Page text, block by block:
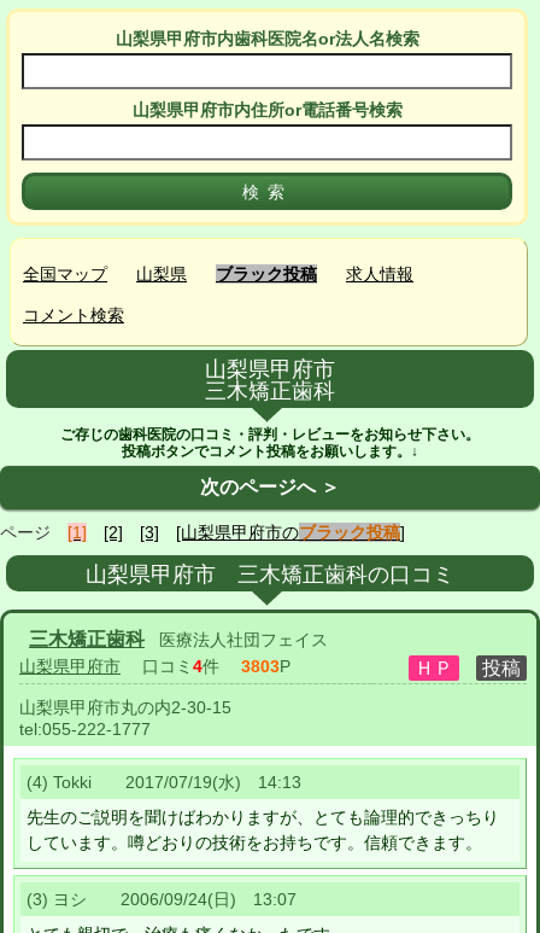
山梨県甲府市内歯科医院名or法人名検索
山梨県甲府市内住所or電話番号検索
全国マップ 山梨県 ブラック投稿 求人情報
コメント検索
山梨県甲府市
三木矯正歯科
ご存じの歯科医院の口コミ・評判・レビューをお知らせ下さい。
投稿ボタンでコメント投稿をお願いします。↓
次のページへ ＞
ページ [1] [2] [3] [山梨県甲府市のブラック投稿]
山梨県甲府市 三木矯正歯科の口コミ
三木矯正歯科
医療法人社団フェイス
山梨県甲府市 口コミ 4件 3803P
山梨県甲府市丸の内2-30-15
tel:055-222-1777
(4) Tokki 2017/07/19(水) 14:13
先生のご説明を聞けばわかりますが、とても論理的できっちり
しています。噂どおりの技術をお持ちです。信頼できます。
(3) ヨシ 2006/09/24(日) 13:07